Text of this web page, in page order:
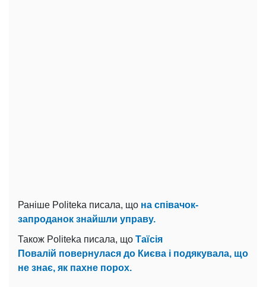
Раніше Politeka писала, що на співачок-
запроданок знайшли управу.
Також Politeka писала, що Таїсія
Повалій повернулася до Києва і подякувала, що
не знає, як пахне порох.